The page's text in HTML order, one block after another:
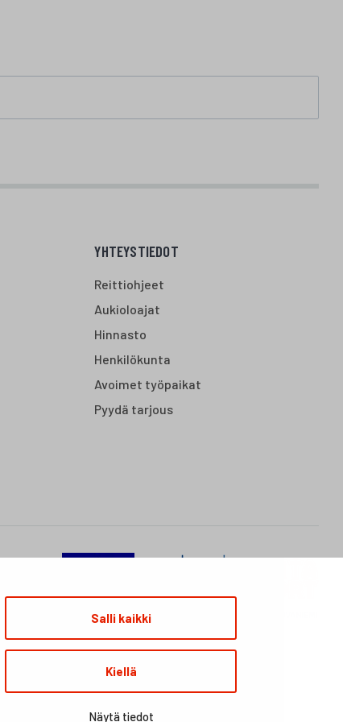
Salli kaikki
Kiellä
Näytä tiedot
YHTEYSTIEDOT
Reittiohjeet
Aukioloajat
Hinnasto
Henkilökunta
Avoimet työpaikat
Pyydä tarjous